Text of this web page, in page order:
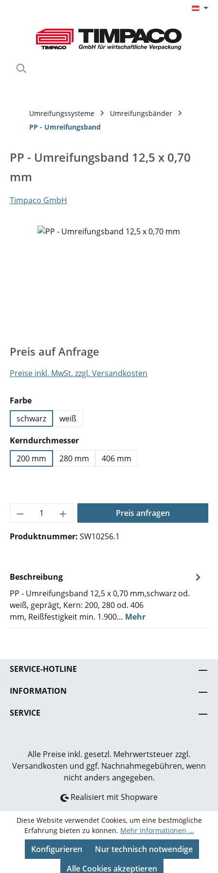
Umreifungssysteme
Umreifungsbänder
PP - Umreifungsband
PP - Umreifungsband 12,5 x 0,70
mm
Timpaco GmbH
Bildergalerie überspringen
Preis auf Anfrage
Preise inkl. MwSt. zzgl. Versandkosten
Farbeauswählen
schwarz
weiß
Kerndurchmesserauswählen
200 mm
280 mm 406 mm
Produkt Anzahl: Gib den gewünschten
Preis anfragen
Produktnummer: SW10256.1
Beschreibung
PP - Umreifungsband 12,5 x 0,70 mm,schwarz od.
weiß, geprägt, Kern: 200, 280 od. 406
mm, Reißfestigkeit min. 1.900… Mehr
SERVICE-HOTLINE
INFORMATION
SERVICE
Alle Preise inkl. gesetzl. Mehrwertsteuer zzgl.
Versandkosten und ggf. Nachnahmegebühren, wenn
nicht anders angegeben.
Realisiert mit Shopware
Diese Website verwendet Cookies, um eine bestmögliche
Erfahrung bieten zu können. Mehr Informationen ...
Nur technisch notwendige
Konfigurieren
Alle Cookies akzeptieren